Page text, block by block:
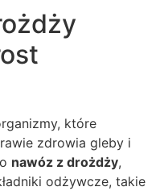
które
zdrowia gleby i
nawóz z drożdży,
odżywcze, takie